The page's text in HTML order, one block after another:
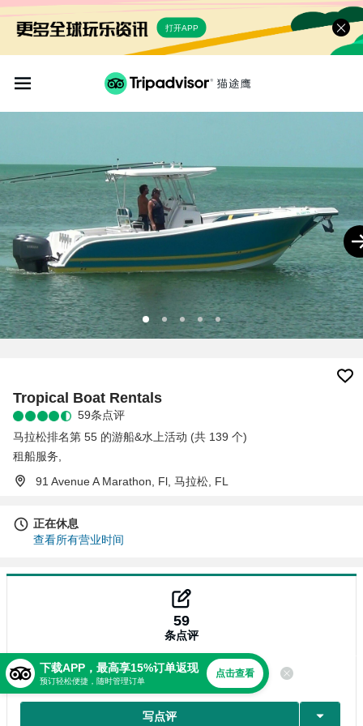
打开APP
Tropical Boat Rentals
59条点评
马拉松排名第 55 的游船&水上活动 (共 139 个)
租船服务
91 Avenue A Marathon, Fl, 马拉松, FL
正在休息
查看所有营业时间
59
条点评
点评
写点评
下载APP，最高享15%订单返现
预订轻松便捷，随时管理订单
点击查看